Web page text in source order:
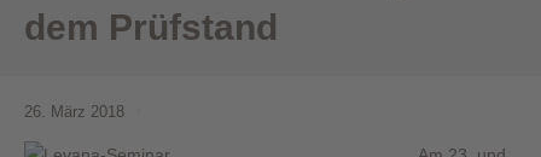
dem Prüfstand
26. März 2018